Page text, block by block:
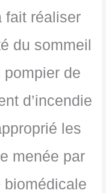
fait réaliser
du sommeil
de
d’incendie
les
menée par
biomédicale